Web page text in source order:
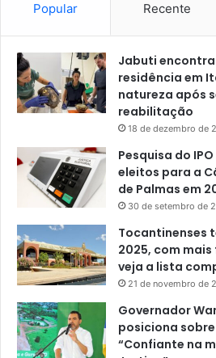
Popular Recente
Jabuti
residência em
natureza após
reabilitação
18 de dezembro de
Pesquisa do
eleitos para a
de Palmas em
30 de setembro de
Tocantinenses
2025, com
veja a lista
21 de novembro de
Governador
posiciona
“Confiante na